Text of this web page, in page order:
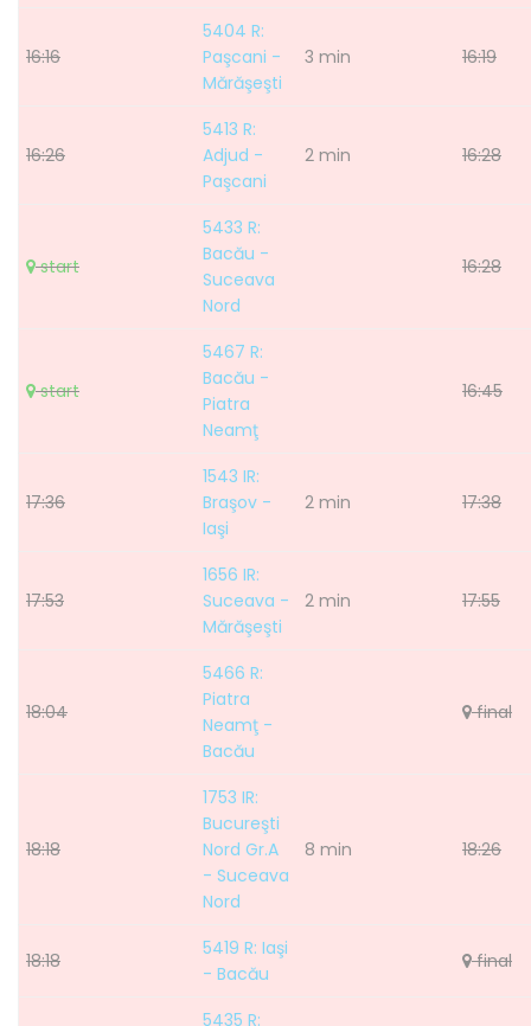
16:16
5404 R:
Paşcani -
Mărăşeşti
3 min 16:19
16:26
5413 R:
Adjud -
Paşcani
2 min 16:28
start
5433 R:
Bacău -
Suceava
Nord
16:28
start
5467 R:
Bacău -
Piatra
Neamţ
16:45
17:36
1543 IR:
Braşov -
Iaşi
2 min 17:38
17:53
1656 IR:
Suceava -
Mărăşeşti
2 min 17:55
18:04
5466 R:
Piatra
Neamţ -
Bacău
final
18:18
1753 IR:
Bucureşti
Nord Gr.A
- Suceava
Nord
8 min 18:26
18:18
5419 R: Iaşi
- Bacău
final
5435 R: